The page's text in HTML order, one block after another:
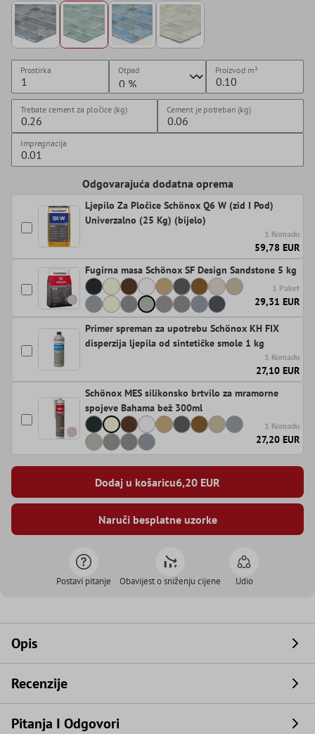
Prostirka Otpad Proizvod m²
Trebate cement za pločice (kg) Cement je potreban (kg)
Impregnacija
Odgovarajuća dodatna oprema
Ljepilo Za Pločice Schönox Q6 W (zid I Pod)
Univerzalno (25 Kg) (bijelo)
1 Komadu
59,78 EUR
Fugirna masa Schönox SF Design Sandstone 5 kg
1 Paket
29,31 EUR
Primer spreman za upotrebu Schönox KH FIX
disperzija ljepila od sintetičke smole 1 kg
1 Komadu
27,10 EUR
Schönox MES silikonsko brtvilo za mramorne
spojeve Bahama bež 300ml
1 Komadu
27,20 EUR
Dodaj u košaricu6,20 EUR
Naruči besplatne uzorke
Postavi pitanje Obavijest o sniženju cijene Udio
Opis
Recenzije
Pitanja I Odgovori